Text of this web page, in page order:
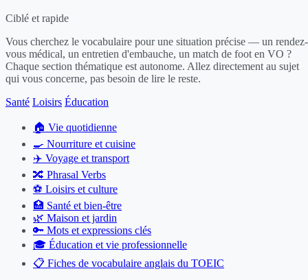
Ciblé et rapide
Vous cherchez le vocabulaire pour une situation précise — un rendez-
vous médical, un entretien d'embauche, un match de foot en VO ?
Chaque section thématique est autonome. Allez directement au sujet
qui vous concerne, pas besoin de lire le reste.
Santé Loisirs Éducation
🏠 Vie quotidienne
🍳 Nourriture et cuisine
✈️ Voyage et transport
🔀 Phrasal Verbs
⚽ Loisirs et culture
🏥 Santé et bien-être
🌿 Maison et jardin
🔑 Mots et expressions clés
🎓 Éducation et vie professionnelle
📋 Fiches de vocabulaire anglais du TOEIC